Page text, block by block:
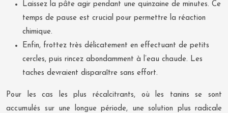
Laissez la pâte agir pendant une quinzaine de minutes. Ce
temps de pause est crucial pour permettre la réaction
chimique.
Enfin, frottez très délicatement en effectuant de petits
cercles, puis rincez abondamment à l’eau chaude. Les
taches devraient disparaître sans effort.
Pour les cas les plus récalcitrants, où les tanins se sont
accumulés sur une longue période, une solution plus radicale